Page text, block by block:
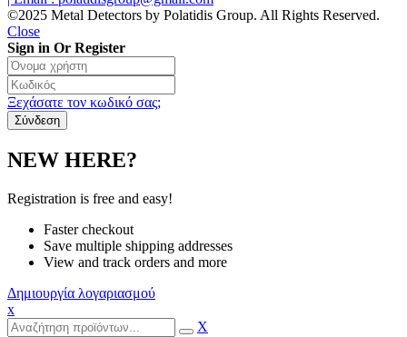
©2025 Metal Detectors by Polatidis Group. All Rights Reserved.
Close
Sign in Or Register
Ξεχάσατε τον κωδικό σας;
NEW HERE?
Registration is free and easy!
Faster checkout
Save multiple shipping addresses
View and track orders and more
Δημιουργία λογαριασμού
x
X